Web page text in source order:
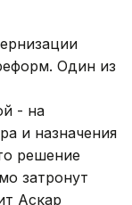
Один из
- на
и назначения
решение
затронут
Аскар